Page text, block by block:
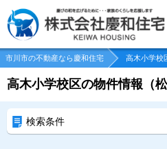
市川市の不動産なら慶和住宅 高木小学校
高木小学校区の物件情報（松
検索条件